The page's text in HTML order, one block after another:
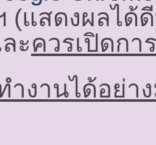
(แสดงผลได้
ะควรเปิดกา
ำงานได้อย่า